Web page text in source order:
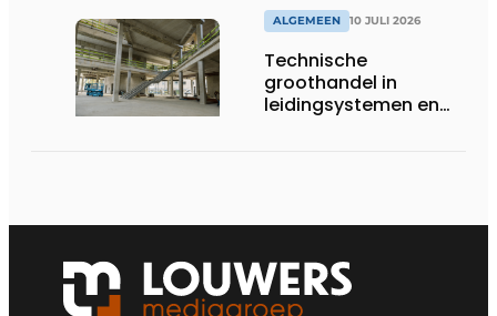
ALGEMEEN 10 JULI 2026
Technische
groothandel in
leidingsystemen en